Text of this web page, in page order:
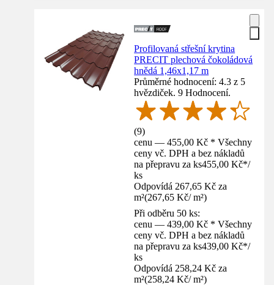
Profilovaná střešní krytina
PRECIT plechová čokoládová
hnědá 1,46x1,17 m
Průměrné hodnocení: 4.3 z 5
hvězdiček. 9 Hodnocení.
(9)
cenu — 455,00 Kč * Všechny
ceny vč. DPH a bez nákladů
na přepravu za ks455,00 Kč*/
ks
Odpovídá 267,65 Kč za
m²(267,65 Kč/ m²)
Při odběru 50 ks:
cenu — 439,00 Kč * Všechny
ceny vč. DPH a bez nákladů
na přepravu za ks439,00 Kč*/
ks
Odpovídá 258,24 Kč za
m²(258,24 Kč/ m²)